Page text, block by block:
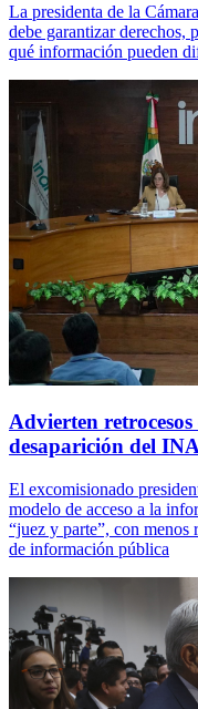
La presidenta de la
debe garantizar derechos,
qué información pueden
Advierten
desaparición del
El excomisionado
modelo de acceso a la
“juez y parte”, con menos
de información pública